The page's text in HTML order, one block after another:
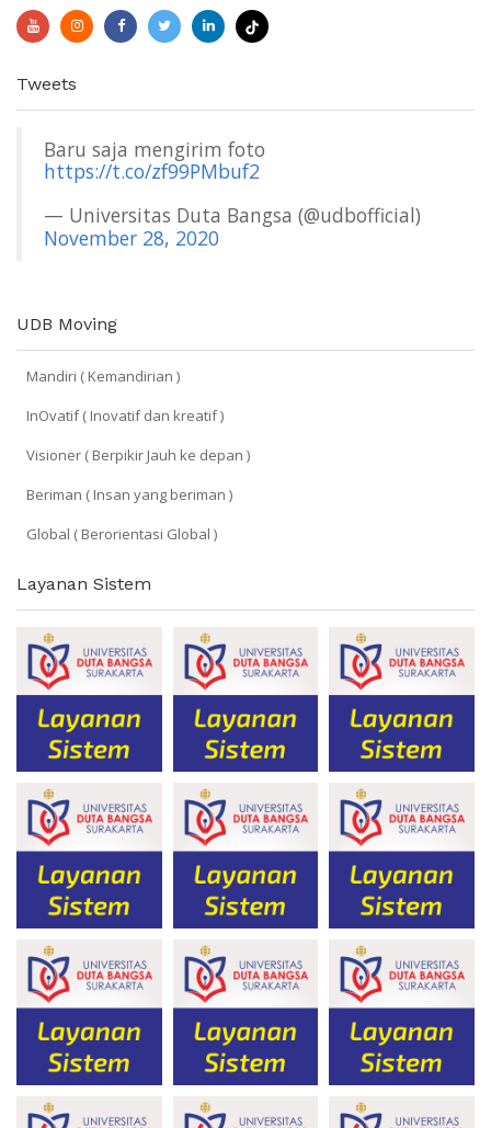
Tweets
Baru saja mengirim foto
https://t.co/zf99PMbuf2
— Universitas Duta Bangsa (@udbofficial)
November 28, 2020
UDB Moving
Mandiri ( Kemandirian )
InOvatif ( Inovatif dan kreatif )
Visioner ( Berpikir Jauh ke depan )
Beriman ( Insan yang beriman )
Global ( Berorientasi Global )
Layanan Sistem